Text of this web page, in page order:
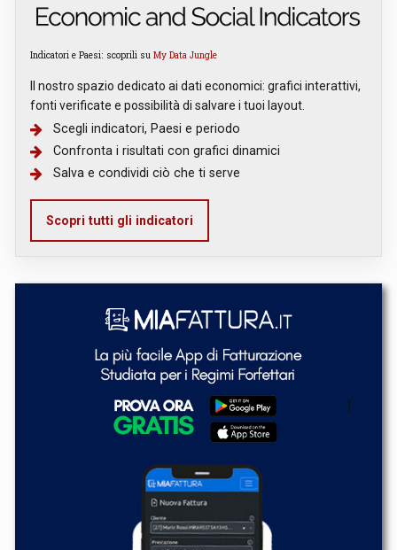
Indicatori e Paesi: scoprili su My Data Jungle
Il nostro spazio dedicato ai dati economici: grafici interattivi,
fonti verificate e possibilità di salvare i tuoi layout.
Scegli indicatori, Paesi e periodo
Confronta i risultati con grafici dinamici
Salva e condividi ciò che ti serve
Scopri tutti gli indicatori